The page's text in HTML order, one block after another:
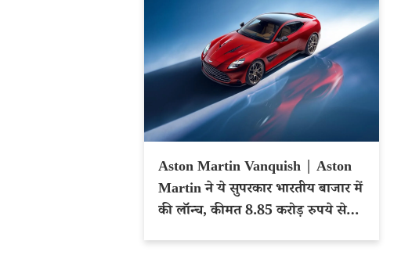
Aston Martin Vanquish | Aston
Martin ने ये सुपरकार भारतीय बाजार में
की लॉन्च, कीमत 8.85 करोड़ रुपये से